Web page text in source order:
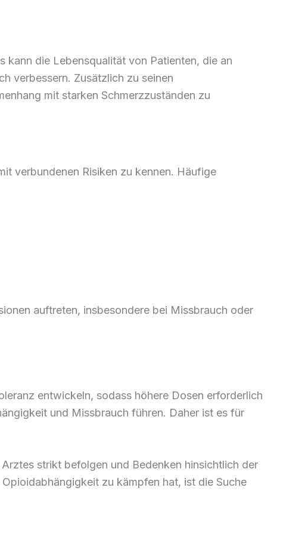
kann die Lebensqualität von Patienten, die an
verbessern. Zusätzlich zu seinen
mit starken Schmerzzuständen zu
verbundenen Risiken zu kennen. Häufige
auftreten, insbesondere bei Missbrauch oder
entwickeln, sodass höhere Dosen erforderlich
und Missbrauch führen. Daher ist es für
strikt befolgen und Bedenken hinsichtlich der
zu kämpfen hat, ist die Suche